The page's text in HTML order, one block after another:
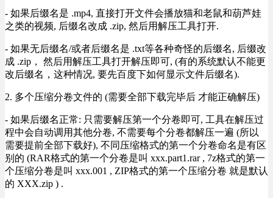
- 如果后缀名是 .mp4, 直接打开文件会播放猫和老鼠和葫芦娃
之类的视频, 后缀名改成 .zip, 然后用解压工具打开.
- 如果无后缀名/或者后缀名是 .txt等各种奇怪的后缀名, 后缀改
成 .zip， 然后用解压工具打开解压即可, (有的系统默认不能更
改后缀名，这种情况, 要先百度下如何显示文件后缀名).
2. 多个压缩分卷文件的 (需要全部下载完毕后 才能正确解压)
- 如果后缀名正常: 只需要解压第一个分卷即可, 工具在解压过
程中会自动调用其他分卷, 不需要每个分卷都解压一遍 (所以
需要提前全部下载好), 不同压缩格式的第一个分卷命名是有区
别的 (RAR格式的第一个分卷是叫 xxx.part1.rar , 7z格式的第一
个压缩分卷是叫 xxx.001 , ZIP格式的第一个压缩分卷 就是默认
的 XXX.zip ) .